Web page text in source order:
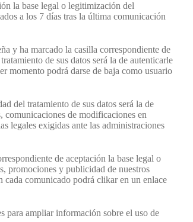
la base legal o legitimización del
a los 7 días tras la última comunicación
y ha marcado la casilla correspondiente de
de sus datos será la de autenticarle
momento podrá darse de baja como usuario
del tratamiento de sus datos será la de
comunicaciones de modificaciones en
legales exigidas ante las administraciones
de aceptación la base legal o
promociones y publicidad de nuestros
cada comunicado podrá clikar en un enlace
para ampliar información sobre el uso de